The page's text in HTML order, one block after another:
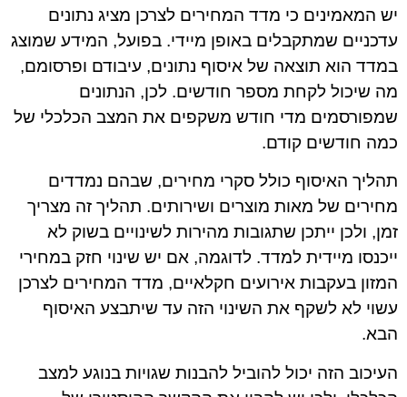
יש המאמינים כי מדד המחירים לצרכן מציג נתונים
עדכניים שמתקבלים באופן מיידי. בפועל, המידע שמוצג
במדד הוא תוצאה של איסוף נתונים, עיבודם ופרסומם,
מה שיכול לקחת מספר חודשים. לכן, הנתונים
שמפורסמים מדי חודש משקפים את המצב הכלכלי של
כמה חודשים קודם.
תהליך האיסוף כולל סקרי מחירים, שבהם נמדדים
מחירים של מאות מוצרים ושירותים. תהליך זה מצריך
זמן, ולכן ייתכן שתגובות מהירות לשינויים בשוק לא
ייכנסו מיידית למדד. לדוגמה, אם יש שינוי חזק במחירי
המזון בעקבות אירועים חקלאיים, מדד המחירים לצרכן
עשוי לא לשקף את השינוי הזה עד שיתבצע האיסוף
הבא.
העיכוב הזה יכול להוביל להבנות שגויות בנוגע למצב